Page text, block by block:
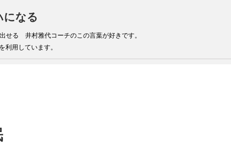
になる
出来る人が結果を出せる 井村雅代
利用しています。